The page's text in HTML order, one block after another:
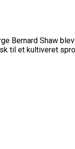
Bernard Shaw
til et kultiveret